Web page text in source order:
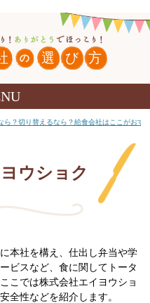
ら？切り替えるなら？給食会社はここがおす
ウショク
本社を構え、仕出し弁当や学
ビスなど、食に関してトータ
こでは株式会社エイヨウショ
全性などを紹介します。